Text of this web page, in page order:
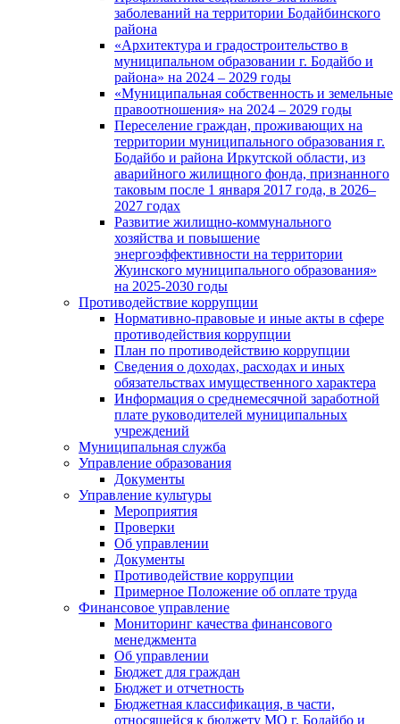
заболеваний на территории Бодайбинского
района
«Архитектура и градостроительство в
муниципальном образовании г. Бодайбо и
района» на 2024 – 2029 годы
«Муниципальная собственность и земельные
правоотношения» на 2024 – 2029 годы
Переселение граждан, проживающих на
территории муниципального образования г.
Бодайбо и района Иркутской области, из
аварийного жилищного фонда, признанного
таковым после 1 января 2017 года, в 2026–
2027 годах
Развитие жилищно-коммунального
хозяйства и повышение
энергоэффективности на территории
Жуинского муниципального образования»
на 2025-2030 годы
Противодействие коррупции
Нормативно-правовые и иные акты в сфере
противодействия коррупции
План по противодействию коррупции
Сведения о доходах, расходах и иных
обязательствах имущественного характера
Информация о среднемесячной заработной
плате руководителей муниципальных
учреждений
Муниципальная служба
Управление образования
Документы
Управление культуры
Мероприятия
Проверки
Об управлении
Документы
Противодействие коррупции
Примерное Положение об оплате труда
Финансовое управление
Мониторинг качества финансового
менеджмента
Об управлении
Бюджет для граждан
Бюджет и отчетность
Бюджетная классификация, в части,
относящейся к бюджету МО г. Бодайбо и